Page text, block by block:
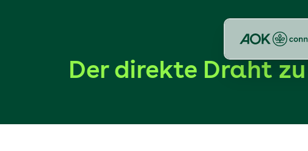
Der direkte Draht